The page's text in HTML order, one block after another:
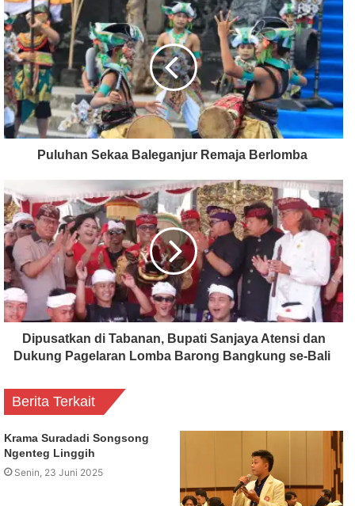
Puluhan Sekaa Baleganjur Remaja Berlomba
Dipusatkan di Tabanan, Bupati Sanjaya Atensi dan
Dukung Pagelaran Lomba Barong Bangkung se-Bali
Berita Terkait
Krama Suradadi Songsong
Ngenteg Linggih
Senin, 23 Juni 2025